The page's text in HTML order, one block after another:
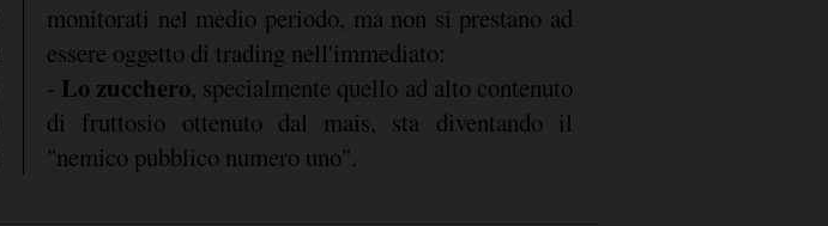
essere oggetto di trading nell'immediato:
- Lo zucchero, specialmente quello ad alto contenuto
di fruttosio ottenuto dal mais, sta diventando il
"nemico pubblico numero uno".